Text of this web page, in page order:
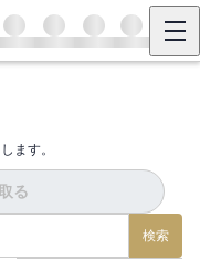
ます。
る
検索